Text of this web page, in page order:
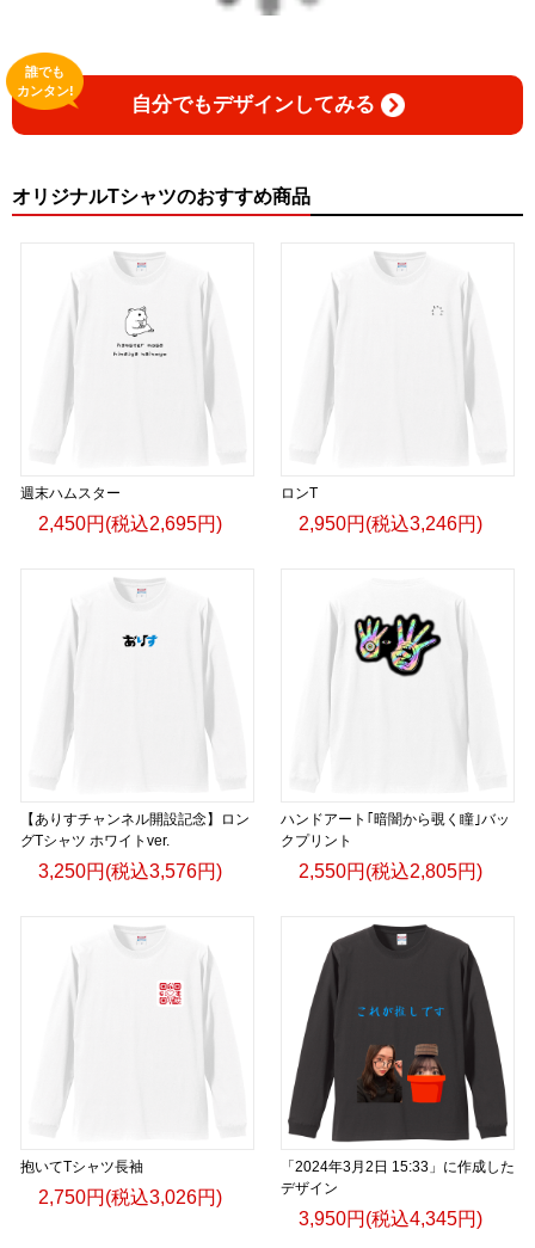
自分でもデザインしてみる
誰でも
カンタン!
オリジナルTシャツのおすすめ商品
週末ハムスター
2,450円(税込2,695円)
ロンT
2,950円(税込3,246円)
【ありすチャンネル開設記念】ロン
グTシャツ ホワイトver.
3,250円(税込3,576円)
ハンドアート｢暗闇から覗く瞳｣バッ
クプリント
2,550円(税込2,805円)
抱いてTシャツ長袖
2,750円(税込3,026円)
「2024年3月2日 15:33」に作成した
デザイン
3,950円(税込4,345円)